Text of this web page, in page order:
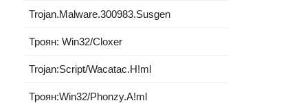
Trojan.Malware.300983.Susgen
Троян: Win32/Cloxer
Trojan:Script/Wacatac.H!ml
Троян:Win32/Phonzy.A!ml